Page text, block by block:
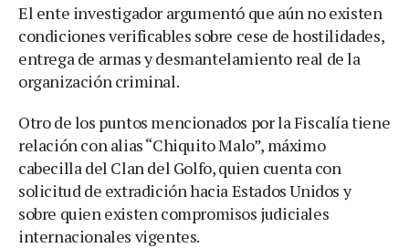
El ente investigador argumentó que aún no existen
condiciones verificables sobre cese de hostilidades,
entrega de armas y desmantelamiento real de la
organización criminal.
Otro de los puntos mencionados por la Fiscalía tiene
relación con alias “Chiquito Malo”, máximo
cabecilla del Clan del Golfo, quien cuenta con
solicitud de extradición hacia Estados Unidos y
sobre quien existen compromisos judiciales
internacionales vigentes.